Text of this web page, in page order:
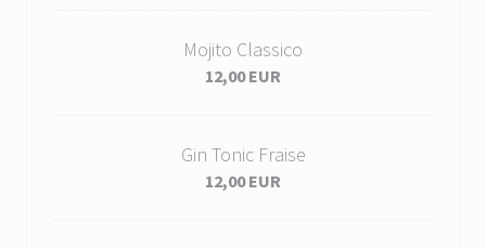
Mojito Classico
12,00 EUR
Gin Tonic Fraise
12,00 EUR